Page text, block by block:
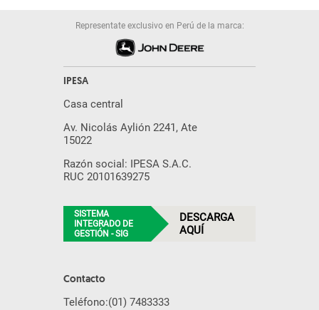
Representate exclusivo en Perú de la marca:
IPESA
Casa central
Av. Nicolás Aylión 2241, Ate
15022
Razón social: IPESA S.A.C.
RUC 20101639275
SISTEMA
INTEGRADO DE
GESTIÓN - SIG
DESCARGA
AQUÍ
Contacto
Teléfono:(01) 7483333